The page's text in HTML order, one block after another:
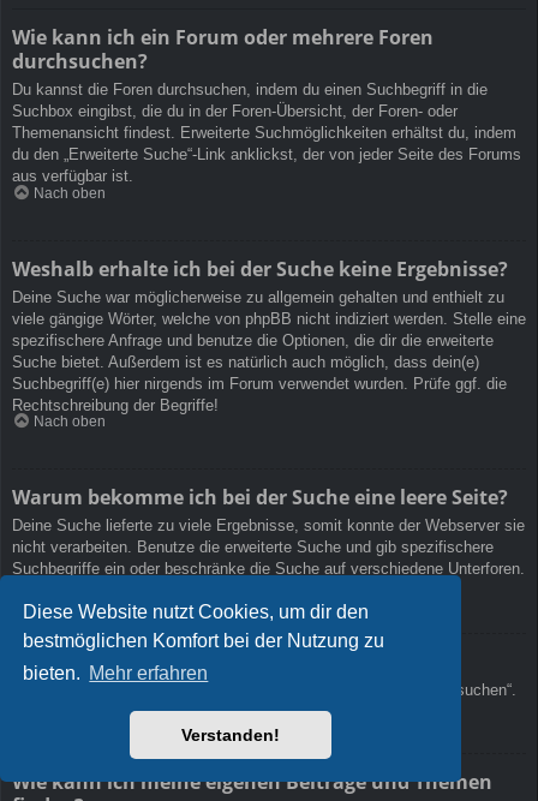
Diese Website nutzt Cookies, um dir den
bestmöglichen Komfort bei der Nutzung zu
bieten. Mehr erfahren
Verstanden!
Wie kann ich ein Forum oder mehrere Foren
durchsuchen?
Du kannst die Foren durchsuchen, indem du einen Suchbegriff in die
Suchbox eingibst, die du in der Foren-Übersicht, der Foren- oder
Themenansicht findest. Erweiterte Suchmöglichkeiten erhältst du, indem
du den „Erweiterte Suche“-Link anklickst, der von jeder Seite des Forums
aus verfügbar ist.
Nach oben
Weshalb erhalte ich bei der Suche keine Ergebnisse?
Deine Suche war möglicherweise zu allgemein gehalten und enthielt zu
viele gängige Wörter, welche von phpBB nicht indiziert werden. Stelle eine
spezifischere Anfrage und benutze die Optionen, die dir die erweiterte
Suche bietet. Außerdem ist es natürlich auch möglich, dass dein(e)
Suchbegriff(e) hier nirgends im Forum verwendet wurden. Prüfe ggf. die
Rechtschreibung der Begriffe!
Nach oben
Warum bekomme ich bei der Suche eine leere Seite?
Deine Suche lieferte zu viele Ergebnisse, somit konnte der Webserver sie
nicht verarbeiten. Benutze die erweiterte Suche und gib spezifischere
Suchbegriffe ein oder beschränke die Suche auf verschiedene Unterforen.
Wie kann ich nach Mitgliedern suchen?
Gehe zur „Mitglieder“-Seite und klicke auf „Nach einem Mitglied suchen“.
Wie kann ich meine eigenen Beiträge und Themen